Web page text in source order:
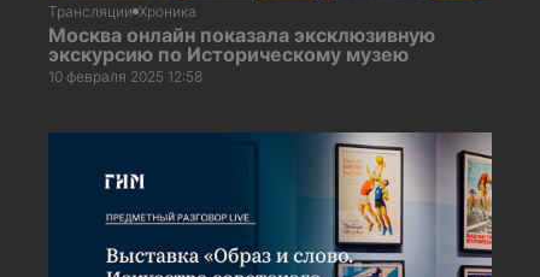
Трансляции Хроника
Москва онлайн показала эксклюзивную
экскурсию по Историческому музею
10 февраля 2025 12:58